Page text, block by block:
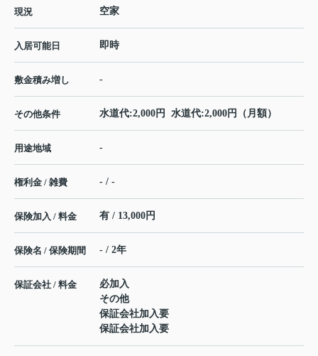
現況 空家
入居可能日 即時
敷金積み増し -
その他条件 水道代:2,000円 水道代:2,000円（月額）
用途地域 -
権利金 / 雑費 - / -
保険加入 / 料金 有 / 13,000円
保険名 / 保険期間 - / 2年
保証会社 / 料金
必加入
その他
保証会社加入要
保証会社加入要